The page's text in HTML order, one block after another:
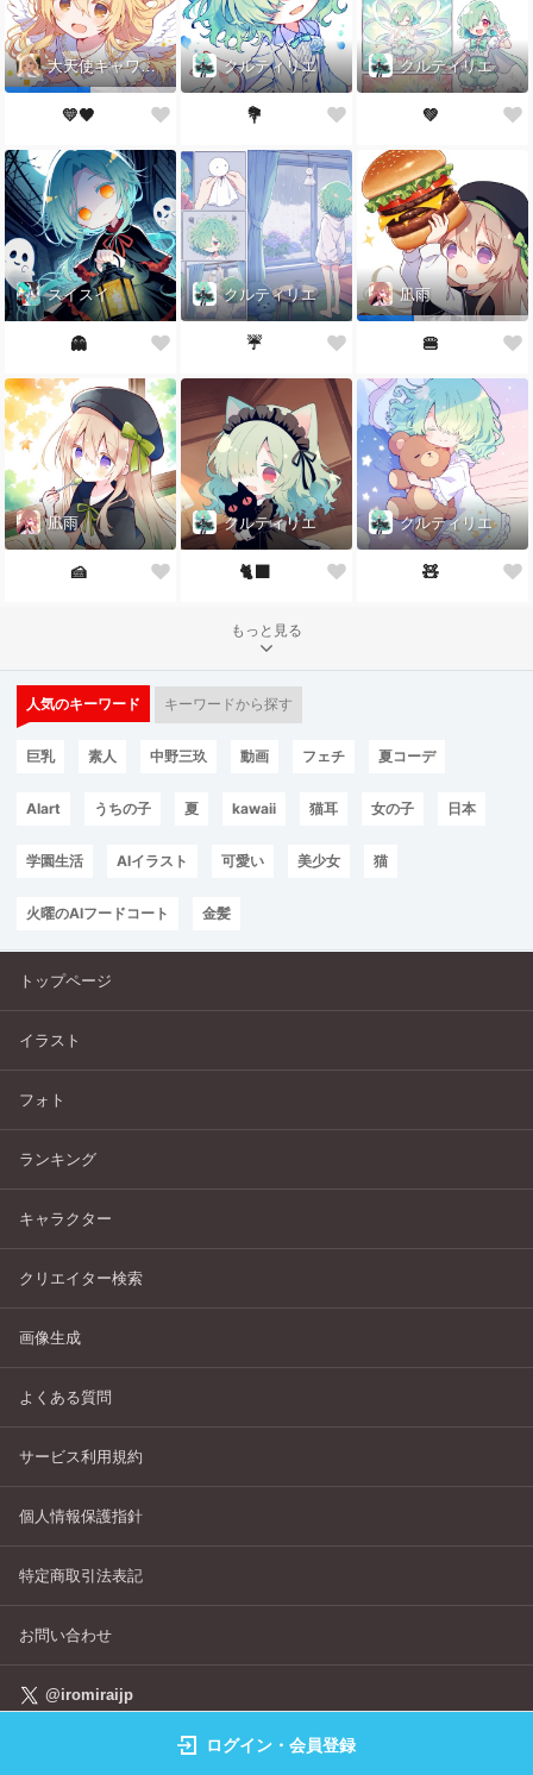
大天使キャワテポン
💛🖤
クルティリエ
💐
クルティリエ
💚
スイスイ
👻
クルティリエ
☔️
凪雨
🍔
凪雨
🍰
クルティリエ
🐈‍⬛
クルティリエ
🧸
もっと見る
人気のキーワード キーワードから探す
巨乳 素人 中野三玖 動画 フェチ 夏コーデ
AIart うちの子 夏 kawaii 猫耳 女の子 日本
学園生活 AIイラスト 可愛い 美少女 猫
火曜のAIフードコート 金髪
トップページ
イラスト
フォト
ランキング
キャラクター
クリエイター検索
画像生成
よくある質問
サービス利用規約
個人情報保護指針
特定商取引法表記
お問い合わせ
@iromiraijp
©IROMIRAI Cosplayers Archive All Right's Reserved.
ログイン・会員登録